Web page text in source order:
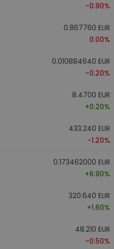
-0.90%
0.867760 EUR
0.00%
0.010884640 EUR
-0.20%
8.4700 EUR
+0.20%
433.240 EUR
-1.20%
0.173462000 EUR
+6.90%
320.640 EUR
+1.60%
48.210 EUR
-0.50%